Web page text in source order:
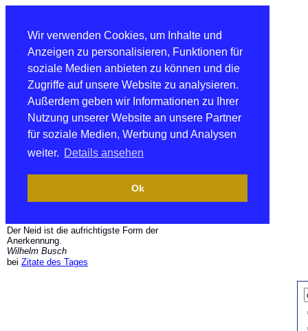
Wir verwenden Cookies, um Inhalte und
Anzeigen zu personalisieren, Funktionen für
soziale Medien anbieten zu können und die
Zugriffe auf unsere Website zu analysieren.
Außerdem geben wir Informationen zu Ihrer
Nutzung unserer Website an unsere Partner
für soziale Medien, Werbung und Analysen
weiter. Details ansehen
Ok
Der Neid ist die aufrichtigste Form der
Anerkennung.
Wilhelm Busch
bei Zitate des Tages